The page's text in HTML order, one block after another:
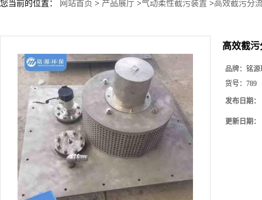
您当前的位置： 网站首页 > 产品展厅 >气动柔性截污装置 >高效截污分
高效截
品牌： 铭源
货号： 789
发布日期：
更新日期：